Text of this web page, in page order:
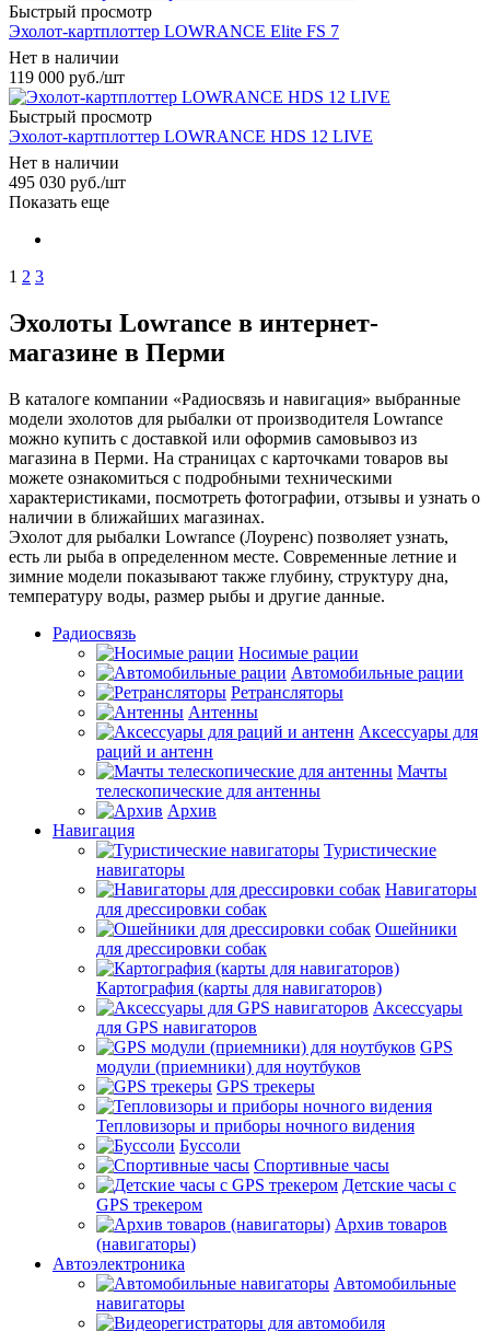
Быстрый просмотр
Эхолот-картплоттер LOWRANCE Elite FS 7
Нет в наличии
119 000 руб./шт
Быстрый просмотр
Эхолот-картплоттер LOWRANCE HDS 12 LIVE
Нет в наличии
495 030 руб./шт
Показать еще
1 2 3
Эхолоты Lowrance в интернет-
магазине в Перми
В каталоге компании «Радиосвязь и навигация» выбранные
модели эхолотов для рыбалки от производителя Lowrance
можно купить с доставкой или оформив самовывоз из
магазина в Перми. На страницах с карточками товаров вы
можете ознакомиться с подробными техническими
характеристиками, посмотреть фотографии, отзывы и узнать о
наличии в ближайших магазинах.
Эхолот для рыбалки Lowrance (Лоуренс) позволяет узнать,
есть ли рыба в определенном месте. Современные летние и
зимние модели показывают также глубину, структуру дна,
температуру воды, размер рыбы и другие данные.
Радиосвязь
Носимые рации
Автомобильные рации
Ретрансляторы
Антенны
Аксессуары для
раций и антенн
Мачты
телескопические для антенны
Архив
Навигация
Туристические
навигаторы
Навигаторы
для дрессировки собак
Ошейники
для дрессировки собак
Картография (карты для навигаторов)
Аксессуары
для GPS навигаторов
GPS
модули (приемники) для ноутбуков
GPS трекеры
Тепловизоры и приборы ночного видения
Буссоли
Спортивные часы
Детские часы с
GPS трекером
Архив товаров
(навигаторы)
Автоэлектроника
Автомобильные
навигаторы